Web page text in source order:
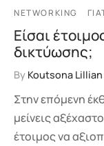
NETWORKING
Είσαι
δικτύωσης;
By Koutsona Lillian
Στην επόμενη
μείνεις
έτοιμος να